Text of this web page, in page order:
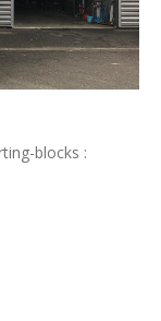
blocks :